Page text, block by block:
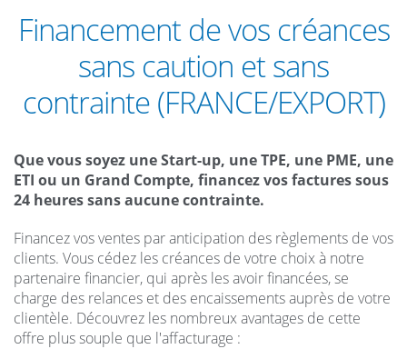
Financement de vos créances
sans caution et sans
contrainte (FRANCE/EXPORT)
Que vous soyez une Start-up, une TPE, une PME, une
ETI ou un Grand Compte, financez vos factures sous
24 heures sans aucune contrainte.
Financez vos ventes par anticipation des règlements de vos
clients. Vous cédez les créances de votre choix à notre
partenaire financier, qui après les avoir financées, se
charge des relances et des encaissements auprès de votre
clientèle. Découvrez les nombreux avantages de cette
offre plus souple que l'affacturage :